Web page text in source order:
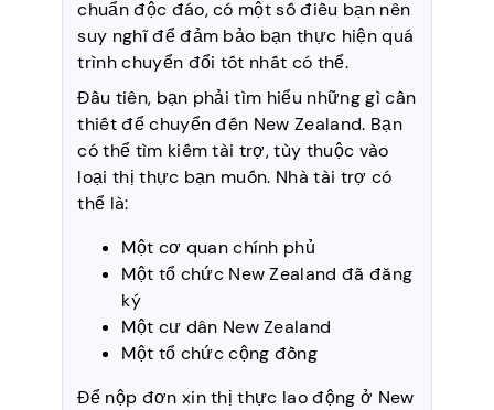
chuẩn độc đáo, có một số điều bạn nên
suy nghĩ để đảm bảo bạn thực hiện quá
trình chuyển đổi tốt nhất có thể.
Đầu tiên, bạn phải tìm hiểu những gì cần
thiết để chuyển đến New Zealand. Bạn
có thể tìm kiếm tài trợ, tùy thuộc vào
loại thị thực bạn muốn. Nhà tài trợ có
thể là:
Một cơ quan chính phủ
Một tổ chức New Zealand đã đăng
ký
Một cư dân New Zealand
Một tổ chức cộng đồng
Để nộp đơn xin thị thực lao động ở New